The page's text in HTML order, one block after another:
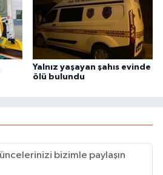
Yalnız yaşayan şahıs evinde
ölü bulundu